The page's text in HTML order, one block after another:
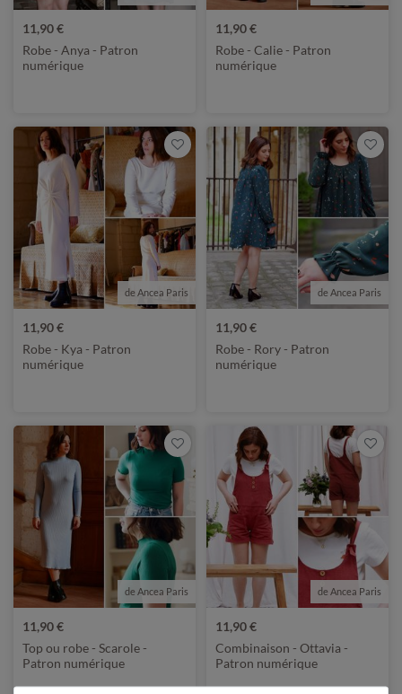
11,90 €
Robe - Anya - Patron
numérique
11,90 €
Robe - Calie - Patron
numérique
de Ancea Paris
11,90 €
Robe - Kya - Patron
numérique
de Ancea Paris
11,90 €
Robe - Rory - Patron
numérique
de Ancea Paris
11,90 €
Top ou robe - Scarole -
Patron numérique
de Ancea Paris
11,90 €
Combinaison - Ottavia -
Patron numérique